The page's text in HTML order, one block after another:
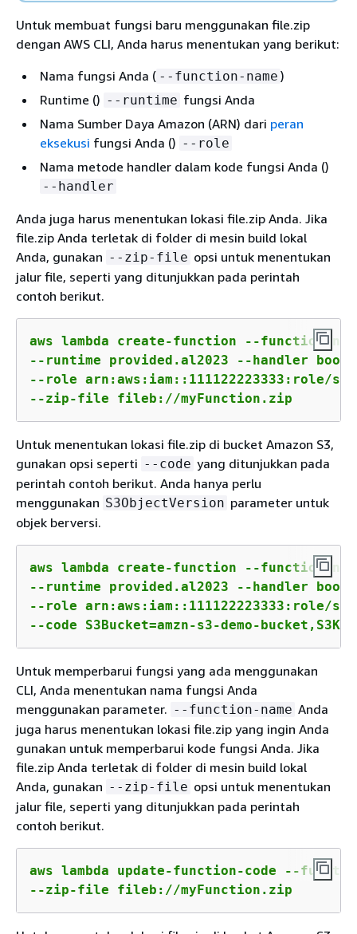
Untuk membuat fungsi baru menggunakan file.zip
dengan AWS CLI, Anda harus menentukan yang berikut:
Nama fungsi Anda ( --function-name )
Runtime () --runtime fungsi Anda
Nama Sumber Daya Amazon (ARN) dari peran
eksekusi fungsi Anda () --role
Nama metode handler dalam kode fungsi Anda ()
--handler
Anda juga harus menentukan lokasi file.zip Anda. Jika
file.zip Anda terletak di folder di mesin build lokal
Anda, gunakan --zip-file opsi untuk menentukan
jalur file, seperti yang ditunjukkan pada perintah
contoh berikut.
aws lambda create-function --function-
--runtime provided.al2023 --handler
--role arn:aws:iam::111122223333:role/
--zip-file fileb://myFunction.zip
Untuk menentukan lokasi file.zip di bucket Amazon S3,
gunakan opsi seperti --code yang ditunjukkan pada
perintah contoh berikut. Anda hanya perlu
menggunakan S3ObjectVersion parameter untuk
objek berversi.
aws lambda create-function --function-
--runtime provided.al2023 --handler
--role arn:aws:iam::111122223333:role/
--code S3Bucket=amzn-s3-demo-
Untuk memperbarui fungsi yang ada menggunakan
CLI, Anda menentukan nama fungsi Anda
menggunakan parameter. --function-name Anda
juga harus menentukan lokasi file.zip yang ingin Anda
gunakan untuk memperbarui kode fungsi Anda. Jika
file.zip Anda terletak di folder di mesin build lokal
Anda, gunakan --zip-file opsi untuk menentukan
jalur file, seperti yang ditunjukkan pada perintah
contoh berikut.
aws lambda update-function-code --
--zip-file fileb://myFunction.zip